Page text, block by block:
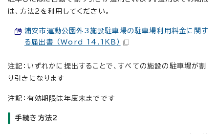
は、方法2を利用してください。
浦安市運動公園外3施設駐車場の駐車場利用料金に関す
る届出書 （Word 14.1KB）
注記：いずれかに提出することで、すべての施設の駐車場が割
り引きになります
注記：有効期限は年度末までです
手続き方法2